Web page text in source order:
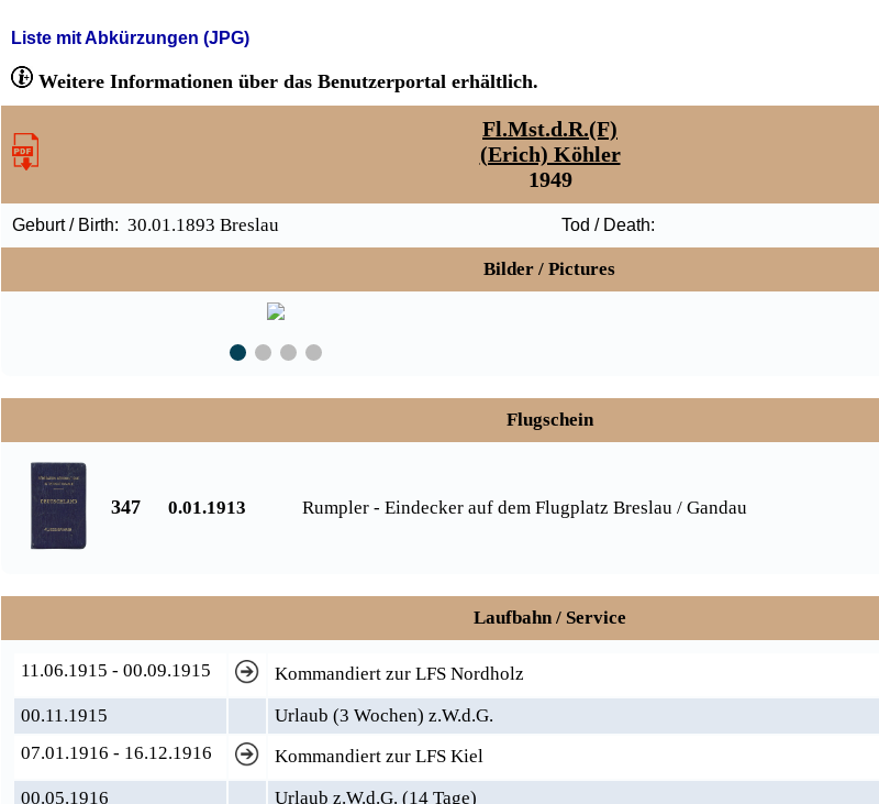
Liste mit Abkürzungen (JPG)
Weitere Informationen über das Benutzerportal erhältlich.
Fl.Mst.d.R.(F)
(Erich) Köhler
1949
Geburt / Birth: 30.01.1893 Breslau Tod / Death:
Bilder / Pictures
Flugschein
347 0.01.1913 Rumpler - Eindecker auf dem Flugplatz Breslau / Gandau
Laufbahn / Service
11.06.1915 - 00.09.1915
Kommandiert zur LFS Nordholz
00.11.1915
Urlaub (3 Wochen) z.W.d.G.
07.01.1916 - 16.12.1916
Kommandiert zur LFS Kiel
00.05.1916
Urlaub z.W.d.G. (14 Tage)